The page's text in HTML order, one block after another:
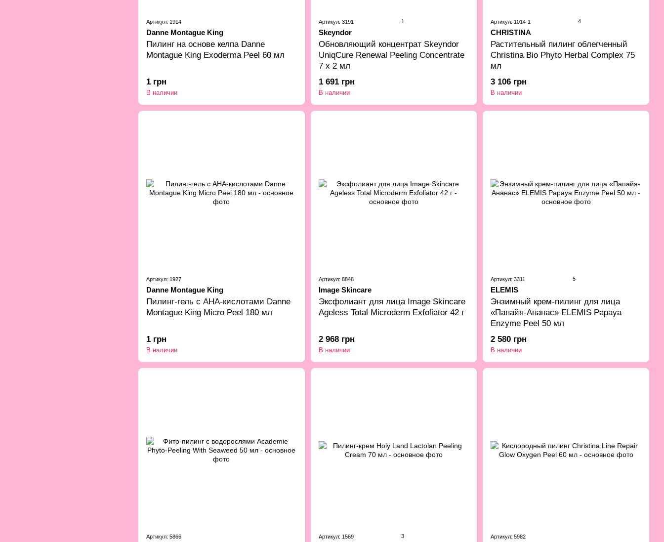
Артикул: 1914
Danne Montague King
Пилинг на основе келпа Danne
Montague King Exoderma Peel 60 мл
1 грн
В наличии
Артикул: 3191 1
Skeyndor
Обновляющий концентрат Skeyndor
UniqCure Renewal Peeling Concentrate
7 х 2 мл
1 691 грн
В наличии
Артикул: 1014-1 4
CHRISTINA
Растительный пилинг облегченный
Christina Bio Phyto Herbal Complex 75
мл
3 106 грн
В наличии
Артикул: 1927
Danne Montague King
Пилинг-гель с AHA-кислотами Danne
Montague King Micro Peel 180 мл
1 грн
В наличии
Артикул: 8848
Image Skincare
Эксфолиант для лица Image Skincare
Ageless Total Microderm Exfoliator 42 г
2 968 грн
В наличии
Артикул: 3311 5
ELEMIS
Энзимный крем-пилинг для лица
«Папайя-Ананас» ELEMIS Papaya
Enzyme Peel 50 мл
2 580 грн
В наличии
Артикул: 5866 Артикул: 1569 3 Артикул: 5982